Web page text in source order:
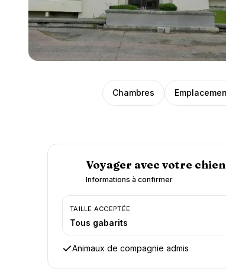
Chambres
Voyager avec votre chien
Informations à confirmer
TAILLE ACCEPTÉE
Tous gabarits
Animaux de compagnie admis